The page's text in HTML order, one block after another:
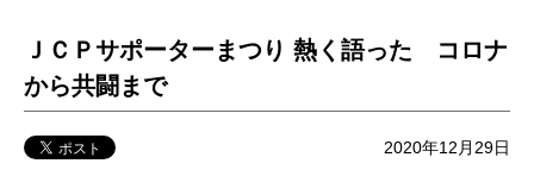
ＪＣＰサポーターまつり 熱く語った コロナ
から共闘まで
2020年12月29日